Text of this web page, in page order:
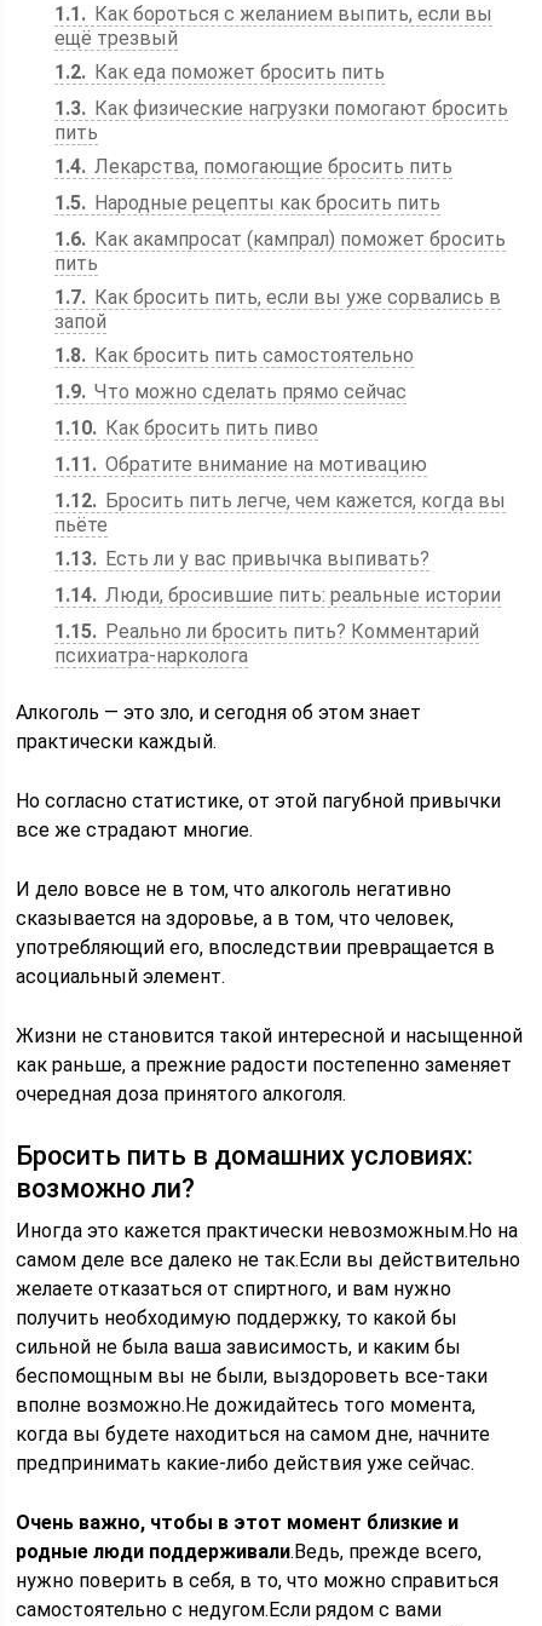
1.1
Как бороться с желанием выпить, если вы
ещё трезвый
1.2
Как еда поможет бросить пить
1.3
Как физические нагрузки помогают бросить
пить
1.4 Лекарства, помогающие бросить пить
1.5
Народные рецепты как бросить пить
1.6
Как акампросат (кампрал) поможет бросить
пить
1.7
Как бросить пить, если вы уже сорвались в
запой
1.8
Как бросить пить самостоятельно
1.9 Что можно сделать прямо сейчас
1.10
Как бросить пить пиво
1.11
Обратите внимание на мотивацию
1.12
Бросить пить легче, чем кажется, когда вы
пьёте
1.13
Есть ли у вас привычка выпивать?
1.14 Люди, бросившие пить: реальные истории
1.15
Реально ли бросить пить? Комментарий
психиатра-нарколога
Алкоголь — это зло, и сегодня об этом знает
практически каждый.
Но согласно статистике, от этой пагубной привычки
все же страдают многие.
И дело вовсе не в том, что алкоголь негативно
сказывается на здоровье, а в том, что человек,
употребляющий его, впоследствии превращается в
асоциальный элемент.
Жизни не становится такой интересной и насыщенной
как раньше, а прежние радости постепенно заменяет
очередная доза принятого алкоголя.
Бросить пить в домашних условиях:
возможно ли?
Иногда это кажется практически невозможным.Но на
самом деле все далеко не так.Если вы действительно
желаете отказаться от спиртного, и вам нужно
получить необходимую поддержку, то какой бы
сильной не была ваша зависимость, и каким бы
беспомощным вы не были, выздороветь все-таки
вполне возможно.Не дожидайтесь того момента,
когда вы будете находиться на самом дне, начните
предпринимать какие-либо действия уже сейчас.
Очень важно, чтобы в этот момент близкие и
родные люди поддерживали.Ведь, прежде всего,
нужно поверить в себя, в то, что можно справиться
самостоятельно с недугом.Если рядом с вами